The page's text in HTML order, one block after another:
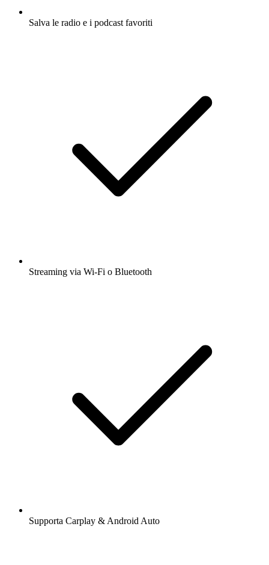
Salva le radio e i podcast favoriti
Streaming via Wi-Fi o Bluetooth
Supporta Carplay & Android Auto